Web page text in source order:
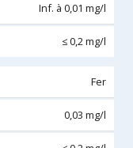
Inf. à 0,01 mg/l
≤ 0,2 mg/l
Fer
0,03 mg/l